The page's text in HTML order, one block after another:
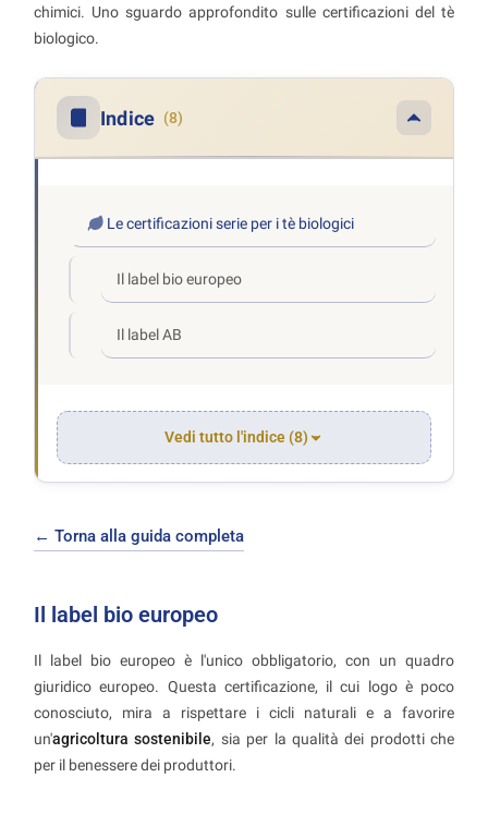
chimici. Uno sguardo approfondito sulle certificazioni del tè
biologico.
Indice (8)
Le certificazioni serie per i tè biologici
Il label bio europeo
Il label AB
Vedi tutto l'indice (8)
← Torna alla guida completa
Il label bio europeo
Il label bio europeo è l'unico obbligatorio, con un quadro
giuridico europeo. Questa certificazione, il cui logo è poco
conosciuto, mira a rispettare i cicli naturali e a favorire
un'agricoltura sostenibile, sia per la qualità dei prodotti che
per il benessere dei produttori.